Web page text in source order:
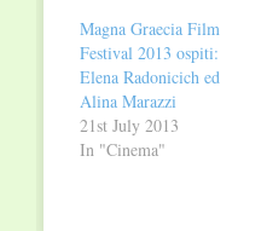
Artistico del Festival:
Giancarlo Baudena. I
lavori rispondenti al
regolamento, finalisti
e non, saranno
catalogati e andranno
Magna Graecia Film
Festival 2013 ospiti:
Elena Radonicich ed
Alina Marazzi
21st July 2013
In "Cinema"